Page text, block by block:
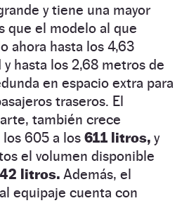
y tiene una mayor
que el modelo al que
ahora hasta los 4,63
hasta los 2,68 metros de
en espacio extra para
traseros. El
también crece
605 a los 611 litros, y
el volumen disponible
litros. Además, el
equipaje cuenta con